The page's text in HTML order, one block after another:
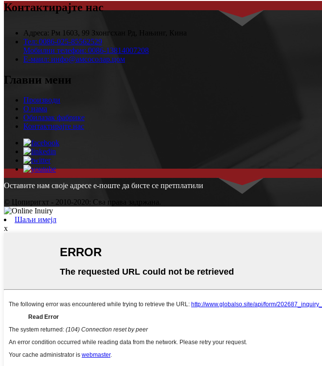
Контактирајте нас
Адреса: Рм 1603, 99 Зхонгсхан Рд, Нањинг, Кина
Тел: 0086-025-85562529
Мобилни телефон: 0086-13814007208
Е-маил: инфо@амсосолар.цом
Главни мени
Производи
О нама
Обилазак фабрике
Контактирајте нас
Оставите нам своје адресе е-поште да бисте се претплатили
© Цопиригхт - 2010-2020: Сва права задржана.
Шаљи имејл
x